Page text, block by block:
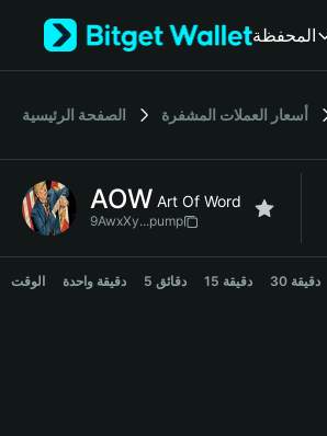
Tiếng Việt
Español (Latinoamérica)
Français
Deutsch
繁體中文
المحفظة
الصفحة الرئيسية أسعار العملات المشفرة
AOW Art Of Word
9AwxXy...pump
AOW Price Chart
الوقت دقيقة واحدة 5 دقائق 15 دقيقة 30 دقيقة